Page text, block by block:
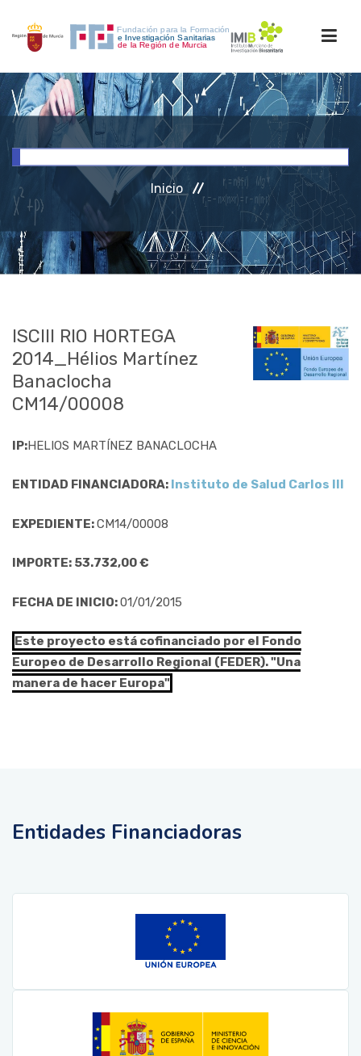
INICIO
INVESTIGACIÓN
RRHH
ACCESO PERSONAL
Inicio
ISCIII RIO HORTEGA
2014_Hélios Martínez
Banaclocha
CM14/00008
IP:HELIOS MARTÍNEZ BANACLOCHA
ENTIDAD FINANCIADORA: Instituto de Salud Carlos III
EXPEDIENTE:CM14/00008
IMPORTE: 53.732,00 €
FECHA DE INICIO:01/01/2015
Este proyecto está cofinanciado por el Fondo
Europeo de Desarrollo Regional (FEDER). "Una
manera de hacer Europa"
Entidades Financiadoras